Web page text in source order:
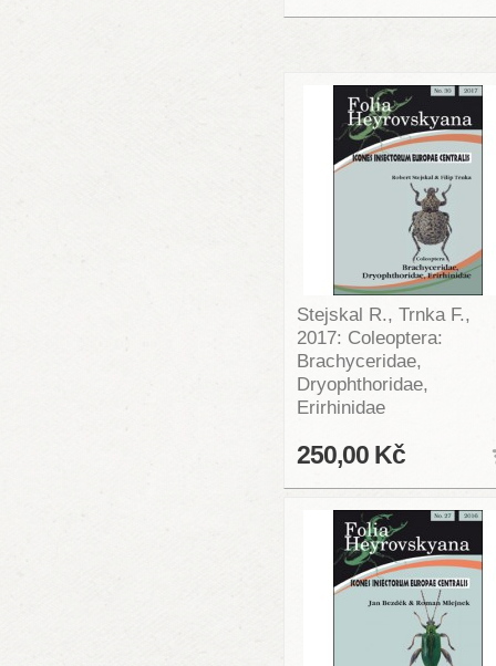
Stejskal R., Trnka F.,
2017: Coleoptera:
Brachyceridae,
Dryophthoridae,
Erirhinidae
250,00 Kč